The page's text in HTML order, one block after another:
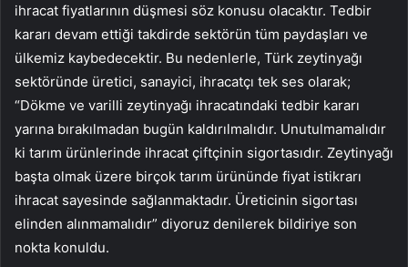
ihracat fiyatlarının düşmesi söz konusu olacaktır. Tedbir
kararı devam ettiği takdirde sektörün tüm paydaşları ve
ülkemiz kaybedecektir. Bu nedenlerle, Türk zeytinyağı
sektöründe üretici, sanayici, ihracatçı tek ses olarak;
“Dökme ve varilli zeytinyağı ihracatındaki tedbir kararı
yarına bırakılmadan bugün kaldırılmalıdır. Unutulmamalıdır
ki tarım ürünlerinde ihracat çiftçinin sigortasıdır. Zeytinyağı
başta olmak üzere birçok tarım ürününde fiyat istikrarı
ihracat sayesinde sağlanmaktadır. Üreticinin sigortası
elinden alınmamalıdır” diyoruz denilerek bildiriye son
nokta konuldu.